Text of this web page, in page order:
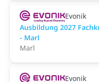
Evonik
Ausbildung 2027
- Marl
Marl
Evonik